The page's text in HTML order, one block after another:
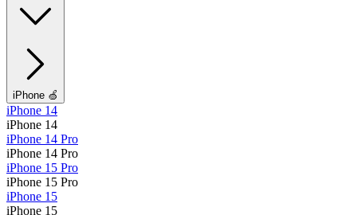
iPhone 🍏
iPhone 14
iPhone 14
iPhone 14 Pro
iPhone 14 Pro
iPhone 15 Pro
iPhone 15 Pro
iPhone 15
iPhone 15